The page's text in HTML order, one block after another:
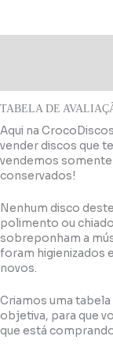
TABELA DE
Aqui na
vender discos que
vendemos
conservados!
Nenhum disco
polimento ou
sobreponham a
foram higienizados
novos.
Criamos uma
objetiva, para que
que está